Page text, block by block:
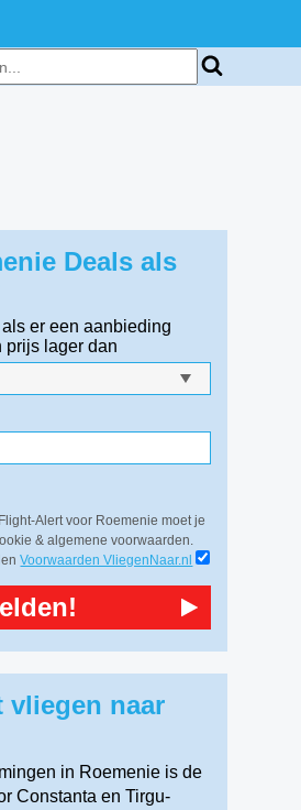
Deals als
er een aanbieding
prijs lager dan
Alert voor Roemenie moet je
& algemene voorwaarden.
Voorwaarden VliegenNaar.nl
vliegen naar
in Roemenie is de
Constanta en Tirgu-